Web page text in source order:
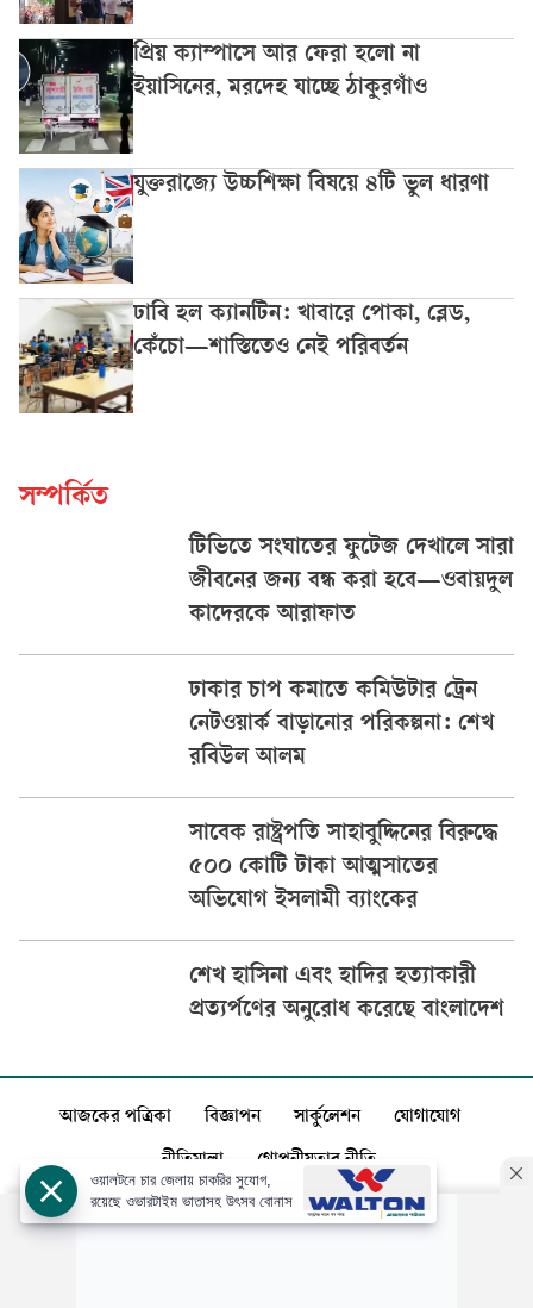
প্রিয় ক্যাম্পাসে আর ফেরা হলো না
ইয়াসিনের, মরদেহ যাচ্ছে ঠাকুরগাঁও
যুক্তরাজ্যে উচ্চশিক্ষা বিষয়ে ৪টি ভুল ধারণা
ঢাবি হল ক্যানটিন: খাবারে পোকা, ব্লেড,
কেঁচো—শাস্তিতেও নেই পরিবর্তন
সম্পর্কিত
টিভিতে সংঘাতের ফুটেজ দেখালে সারা
জীবনের জন্য বন্ধ করা হবে—ওবায়দুল
কাদেরকে আরাফাত
ঢাকার চাপ কমাতে কমিউটার ট্রেন
নেটওয়ার্ক বাড়ানোর পরিকল্পনা: শেখ
রবিউল আলম
সাবেক রাষ্ট্রপতি সাহাবুদ্দিনের বিরুদ্ধে
৫০০ কোটি টাকা আত্মসাতের
অভিযোগ ইসলামী ব্যাংকের
শেখ হাসিনা এবং হাদির হত্যাকারী
প্রত্যর্পণের অনুরোধ করেছে বাংলাদেশ
আজকের পত্রিকা বিজ্ঞাপন সার্কুলেশন যোগাযোগ
নীতিমালা গোপনীয়তার নীতি
ওয়ালটনে চার জেলায় চাকরির সুযোগ,
রয়েছে ওভারটাইম ভাতাসহ উৎসব বোনাস